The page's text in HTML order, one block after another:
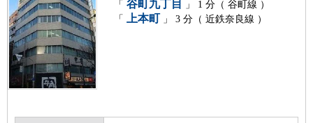
「 谷町九丁目
」 1 分（ 谷町線 ）
「
上本町 」 3 分（ 近鉄奈良線 ）